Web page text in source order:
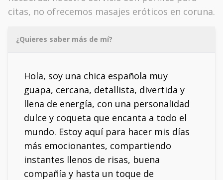
citas, no ofrecemos masajes eróticos en coruna.
¿Quieres saber más de mí?
Hola, soy una chica española muy
guapa, cercana, detallista, divertida y
llena de energía, con una personalidad
dulce y coqueta que encanta a todo el
mundo. Estoy aquí para hacer mis días
más emocionantes, compartiendo
instantes llenos de risas, buena
compañía y hasta un toque de